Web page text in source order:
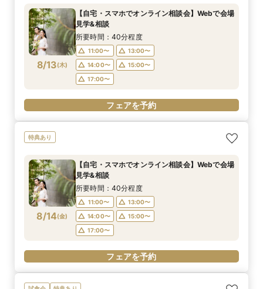
8/13(木)
【自宅・スマホでオンライン相談会】Webで会場
見学&相談
所要時間：40分程度
11:00〜
13:00〜
14:00〜
15:00〜
17:00〜
フェアを予約
特典あり
8/14(金)
【自宅・スマホでオンライン相談会】Webで会場
見学&相談
所要時間：40分程度
11:00〜
13:00〜
14:00〜
15:00〜
17:00〜
フェアを予約